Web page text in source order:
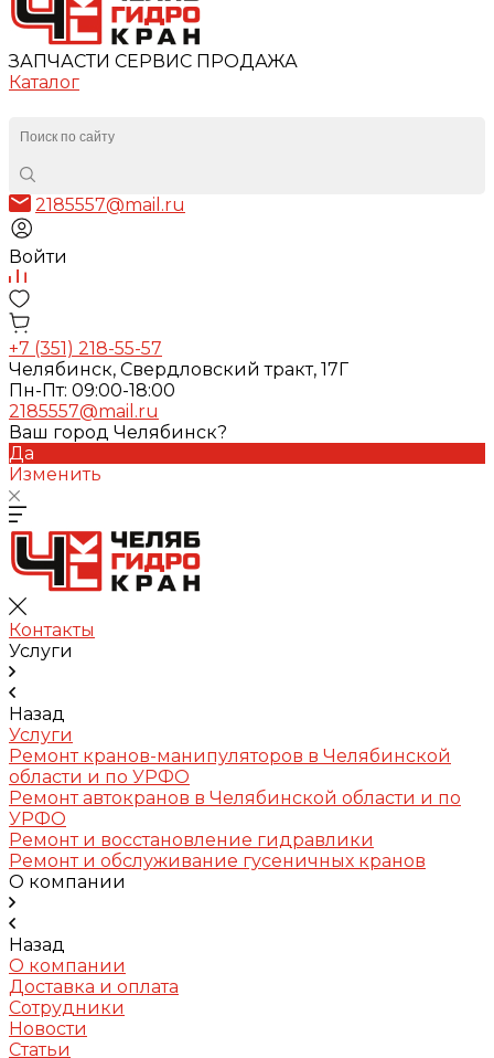
ЗАПЧАСТИ СЕРВИС ПРОДАЖА
Каталог
2185557@mail.ru
Войти
+7 (351) 218-55-57
Челябинск, Свердловский тракт, 17Г
Пн-Пт: 09:00-18:00
2185557@mail.ru
Ваш город Челябинск?
Да
Изменить
Контакты
Услуги
Назад
Услуги
Ремонт кранов-манипуляторов в Челябинской
области и по УРФО
Ремонт автокранов в Челябинской области и по
УРФО
Ремонт и восстановление гидравлики
Ремонт и обслуживание гусеничных кранов
О компании
Назад
О компании
Доставка и оплата
Сотрудники
Новости
Статьи